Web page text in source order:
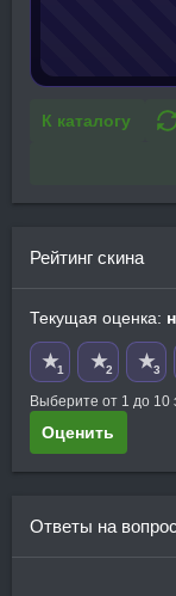
К каталогу
Рейтинг скина
Текущая оценка:
★1 ★2 ★3
Выберите от 1 до 10
Оценить
Ответы на